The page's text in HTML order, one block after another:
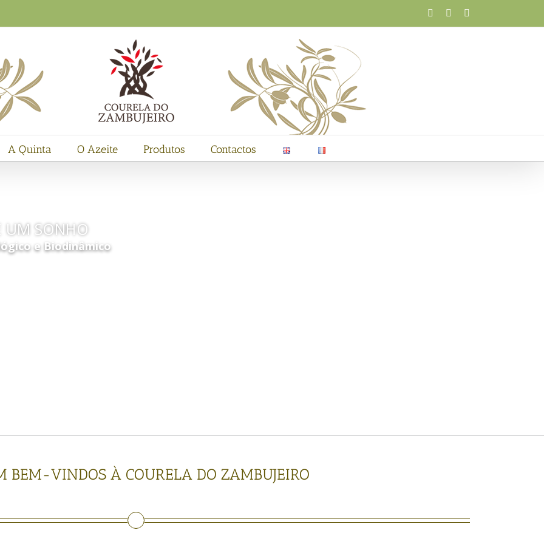
Facebook
A Quinta O Azeite Produtos Contactos
UM SONHO
e Biodinâmico
BEM-VINDOS À COURELA DO ZAMBUJEIRO